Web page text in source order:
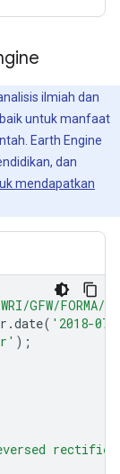
ilmiah dan
untuk manfaat
Earth Engine
dan
mendapatkan
GFW/
.date( '2018-
);